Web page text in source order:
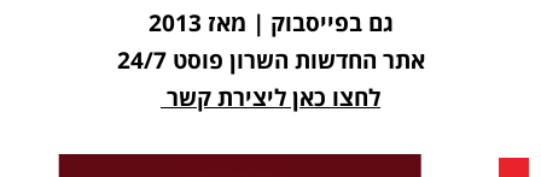
גם בפייסבוק | מאז 2013
אתר החדשות השרון פוסט 24/7
לחצו כאן ליצירת קשר